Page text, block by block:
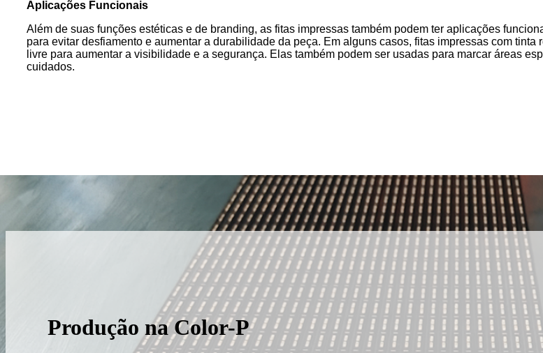
Aplicações Funcionais
Além de suas funções estéticas e de branding, as fitas impressas também podem ter aplicações
para evitar desfiamento e aumentar a durabilidade da peça. Em alguns casos, fitas impressas com
livre para aumentar a visibilidade e a segurança. Elas também podem ser usadas para marcar áreas
cuidados.
Produção na Color-P